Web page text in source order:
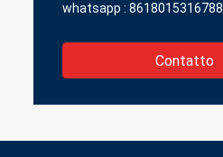
whatsapp : 8618015316788
Contatto